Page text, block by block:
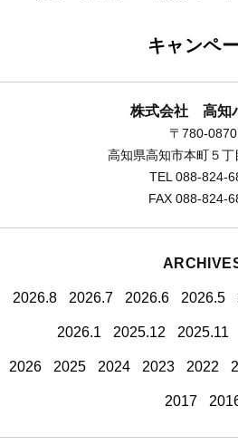
キャンペ
株式会社 高知
〒780-0870
高知県高知市本町５丁
TEL 088-824-
FAX 088-824-
2026.8 2026.7 2026.6 2026.5
2026.1 2025.12 2025.11
2026 2025 2024 2023 2022
2017